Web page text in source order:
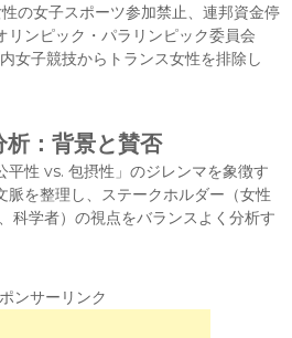
の女子スポーツ参加禁止、連邦資金停
リンピック・パラリンピック委員会
女子競技からトランス女性を排除し
析：背景と賛否
平性 vs. 包摂性」のジレンマを象徴す
脈を整理し、ステークホルダー（女性
科学者）の視点をバランスよく分析す
ンサーリンク